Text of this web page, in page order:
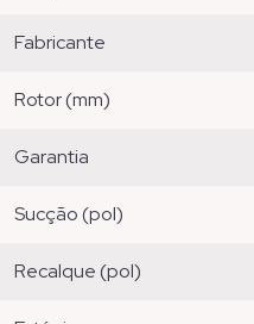
fabricante
rotor (mm)
garantia
sucção (pol)
recalque (pol)